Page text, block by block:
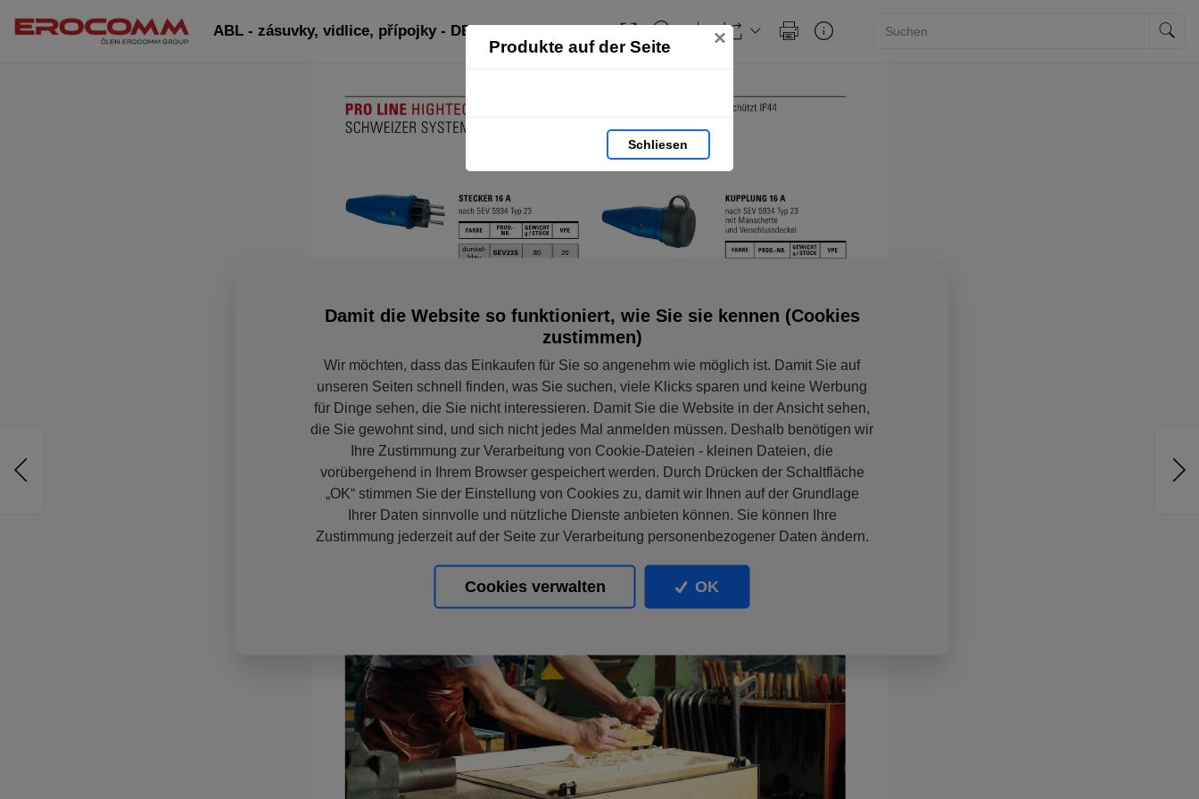
Produkte auf der Seite ×
Schliesen
ABL - zásuvky, vidlice, přípojky - DE: seite 36
Damit die Website so funktioniert, wie Sie sie kennen (Cookies
zustimmen)
Wir möchten, dass das Einkaufen für Sie so angenehm wie möglich ist. Damit Sie auf
unseren Seiten schnell finden, was Sie suchen, viele Klicks sparen und keine Werbung
für Dinge sehen, die Sie nicht interessieren. Damit Sie die Website in der Ansicht sehen,
die Sie gewohnt sind, und sich nicht jedes Mal anmelden müssen. Deshalb benötigen wir
Ihre Zustimmung zur Verarbeitung von Cookie-Dateien - kleinen Dateien, die
vorübergehend in Ihrem Browser gespeichert werden. Durch Drücken der Schaltfläche
„OK“ stimmen Sie der Einstellung von Cookies zu, damit wir Ihnen auf der Grundlage
Ihrer Daten sinnvolle und nützliche Dienste anbieten können. Sie können Ihre
Zustimmung jederzeit auf der Seite zur Verarbeitung personenbezogener Daten ändern.
Cookies verwalten OK